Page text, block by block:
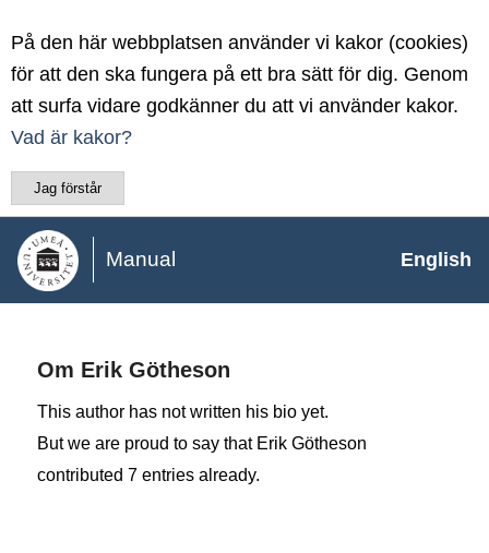
På den här webbplatsen använder vi kakor (cookies)
för att den ska fungera på ett bra sätt för dig. Genom
att surfa vidare godkänner du att vi använder kakor.
Vad är kakor?
Jag förstår
Manual English
Om Erik Götheson
This author has not written his bio yet.
But we are proud to say that Erik Götheson
contributed 7 entries already.